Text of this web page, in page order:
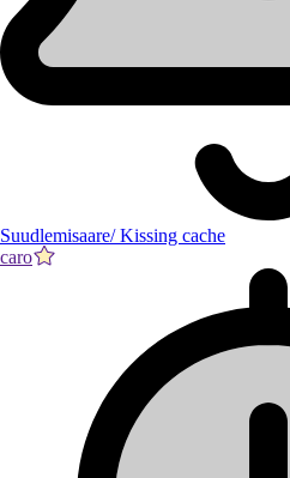
Suudlemisaare/ Kissing cache
caro